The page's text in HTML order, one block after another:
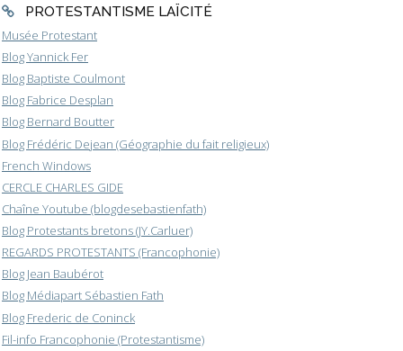
PROTESTANTISME LAÏCITÉ
Musée Protestant
Blog Yannick Fer
Blog Baptiste Coulmont
Blog Fabrice Desplan
Blog Bernard Boutter
Blog Frédéric Dejean (Géographie du fait religieux)
French Windows
CERCLE CHARLES GIDE
Chaîne Youtube (blogdesebastienfath)
Blog Protestants bretons (JY.Carluer)
REGARDS PROTESTANTS (Francophonie)
Blog Jean Baubérot
Blog Médiapart Sébastien Fath
Blog Frederic de Coninck
Fil-info Francophonie (Protestantisme)